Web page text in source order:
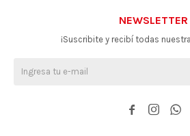
NEWSLETTER
¡Suscribite y recibí todas
  